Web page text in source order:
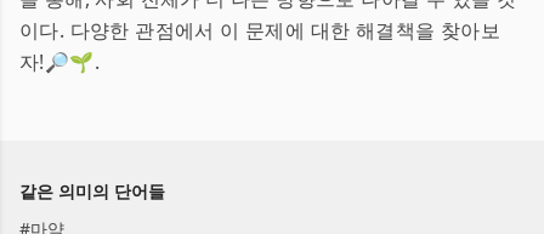
이다. 다양한 관점에서 이 문제에 대한 해결책을 찾아보
자!🔎🌱.
같은 의미의 단어들
#마약